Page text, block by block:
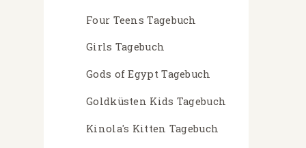
Four Teens Tagebuch
Girls Tagebuch
Gods of Egypt Tagebuch
Goldküsten Kids Tagebuch
Kinola's Kitten Tagebuch